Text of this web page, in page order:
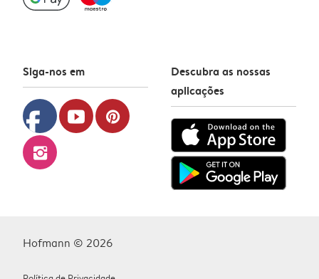
Siga-nos em
facebook youtube pinterest
instagram
Descubra as nossas
aplicações
Hofmann © 2026